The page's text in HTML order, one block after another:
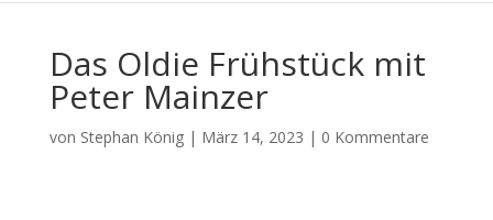
Das Oldie Frühstück mit
Peter Mainzer
von Stephan König| März 14, 2023 | 0 Kommentare